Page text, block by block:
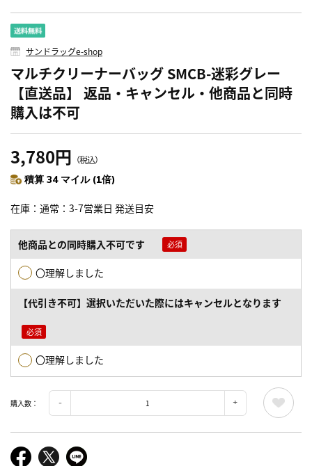
サンドラッグe-shop
マルチクリーナーバッグ SMCB-迷彩グレー
【直送品】 返品・キャンセル・他商品と同時
購入は不可
3,780円 （税込）
積算 34 マイル (1倍)
在庫 通常：3-7営業日 発送目安
他商品との同時購入不可です
〇理解しました
【代引き不可】選択いただいた際にはキャンセルとなります
〇理解しました
購入数：